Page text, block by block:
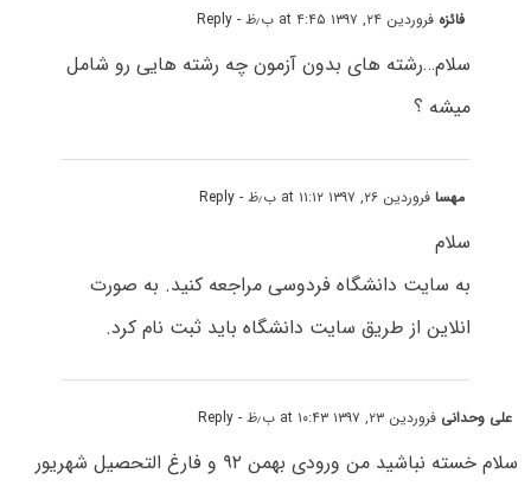
فائزه فروردین ۲۴, ۱۳۹۷ at ۴:۴۵ ب٫ظ - Reply
سلام…رشته های بدون آزمون چه رشته هایی رو شامل
میشه ؟
مهسافروردین ۲۶, ۱۳۹۷ at ۱۱:۱۲ ب٫ظ - Reply
سلام
به سایت دانشگاه فردوسی مراجعه کنید. به صورت
انلاین از طریق سایت دانشگاه باید ثبت نام کرد.
علی وحدانی فروردین ۲۳, ۱۳۹۷ at ۱۰:۴۳ ب٫ظ - Reply
سلام خسته نباشید من ورودی بهمن ۹۲ و فارغ التحصیل شهریور